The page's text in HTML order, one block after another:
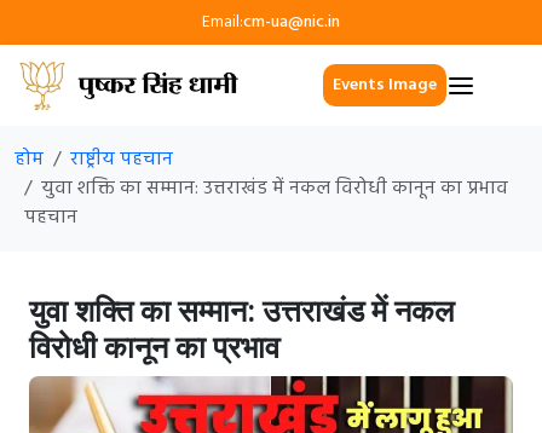
Email:cm-ua@nic.in
Events Image
होम
राष्ट्रीय पहचान
युवा शक्ति का सम्मान: उत्तराखंड में नकल विरोधी कानून का प्रभाव
पहचान
युवा शक्ति का सम्मान: उत्तराखंड में नकल
विरोधी कानून का प्रभाव